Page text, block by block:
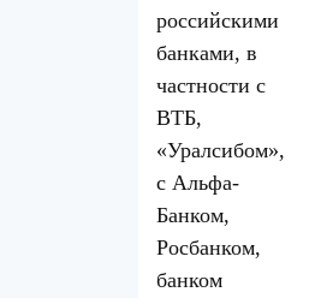
российскими
банками, в
частности с
ВТБ,
«Уралсибом»,
с Альфа-
Банком,
Росбанком,
банком